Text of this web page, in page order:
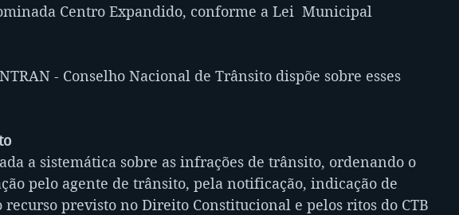
Centro Expandido, conforme a Lei  Municipal
- Conselho Nacional de Trânsito dispõe sobre esses
a sistemática sobre as infrações de trânsito, ordenando o
pelo agente de trânsito, pela notificação, indicação de
previsto no Direito Constitucional e pelos ritos do CTB